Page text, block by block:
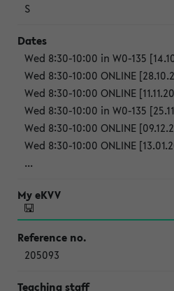
S
Wed 8:30-10:00 in W0-135
Wed 8:30-10:00 ONLINE
Wed 8:30-10:00 ONLINE
Wed 8:30-10:00 in W0-135
Wed 8:30-10:00 ONLINE
Wed 8:30-10:00 ONLINE
...
205093